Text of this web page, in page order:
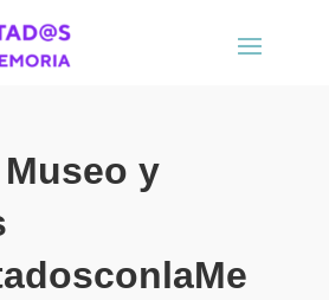
y